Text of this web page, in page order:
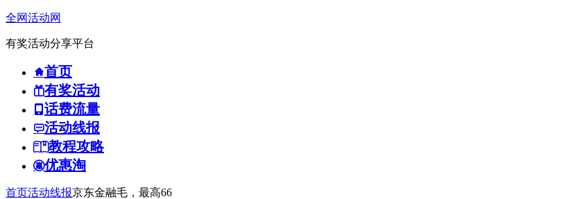
全网活动网
有奖活动分享平台
首页
有奖活动
话费流量
活动线报
教程攻略
优惠淘
首页活动线报京东金融毛，最高66